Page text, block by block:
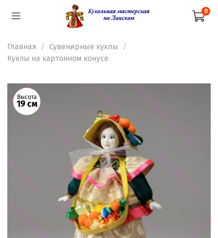
0
Главная
Сувенирные куклы
Куклы на картонном конусе
Высота
19 см